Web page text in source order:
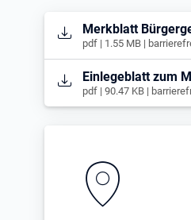
Öffnet in neuem Tab
Merkblatt
pdf | 1.55 MB |
Öffnet in neuem Tab
Einlegeblatt zum
pdf | 90.47 KB |